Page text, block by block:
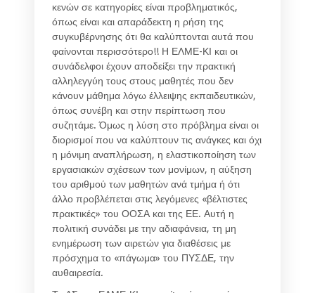
κενών σε κατηγορίες είναι προβληματικός,
όπως είναι και απαράδεκτη η ρήση της
συγκυβέρνησης ότι θα καλύπτονται αυτά που
φαίνονται περισσότερο!! Η ΕΛΜΕ-ΚΙ και οι
συνάδελφοι έχουν αποδείξει την πρακτική
αλληλεγγύη τους στους μαθητές που δεν
κάνουν μάθημα λόγω έλλειψης εκπαιδευτικών,
όπως συνέβη και στην περίπτωση που
συζητάμε. Όμως η λύση στο πρόβλημα είναι οι
διορισμοί που να καλύπτουν τις ανάγκες και όχι
η μόνιμη αναπλήρωση, η ελαστικοποίηση των
εργασιακών σχέσεων των μονίμων, η αύξηση
του αριθμού των μαθητών ανά τμήμα ή ότι
άλλο προβλέπεται στις λεγόμενες «βέλτιστες
πρακτικές» του ΟΟΣΑ και της ΕΕ. Αυτή η
πολιτική συνάδει με την αδιαφάνεια, τη μη
ενημέρωση των αιρετών για διαθέσεις με
πρόσχημα το «πάγωμα» του ΠΥΣΔΕ, την
αυθαιρεσία.